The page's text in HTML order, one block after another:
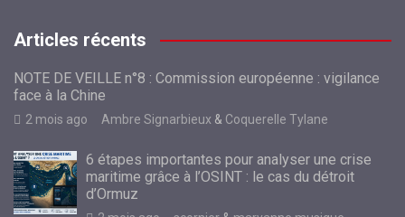
Articles récents
NOTE DE VEILLE n°8 : Commission européenne : vigilance
face à la Chine
2 mois ago Ambre Signarbieux & Coquerelle Tylane
6 étapes importantes pour analyser une crise
maritime grâce à l’OSINT : le cas du détroit
d’Ormuz